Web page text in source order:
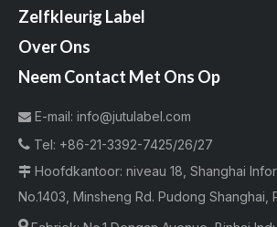
Zelfkleurig Label
Over Ons
Neem Contact Met Ons Op
 E-mail: info@jutulabel.com
 Tel: +86-21-3392-7425/26/27
 Hoofdkantoor: niveau 18, Shanghai
No.1403, Minsheng Rd. Pudong Shanghai,